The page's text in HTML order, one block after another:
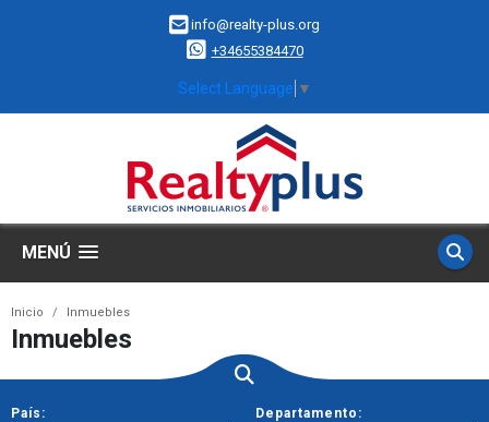
info@realty-plus.org
+34655384470
Select Language ▼
MENÚ
Inicio Inmuebles
Inmuebles
País: Departamento: